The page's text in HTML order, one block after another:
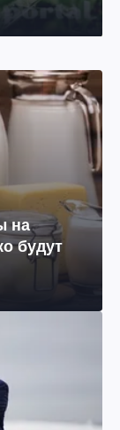
на
будут